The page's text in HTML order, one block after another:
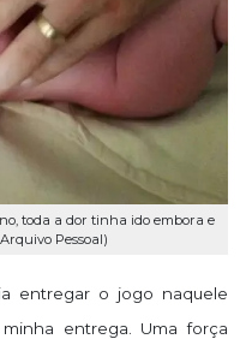
toda a dor tinha ido embora e
Pessoal)
entregar o jogo naquele
entrega. Uma força